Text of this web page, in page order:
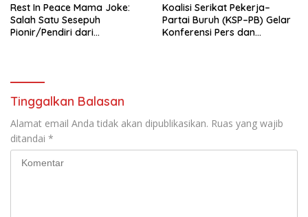
Rest In Peace Mama Joke:
Salah Satu Sesepuh
Pionir/Pendiri dari
Kasih Allah.
Koalisi Serikat Pekerja–
Partai Buruh (KSP–PB) Gelar
Konferensi Pers dan
Tinggalkan Balasan
Alamat email Anda tidak akan dipublikasikan. Ruas yang wajib
ditandai *